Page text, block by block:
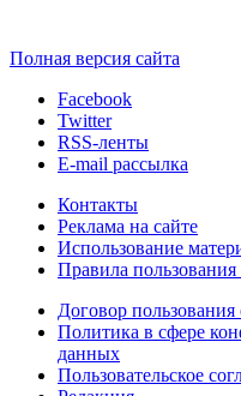
Полная версия сайта
Facebook
Twitter
RSS-ленты
E-mail рассылка
Контакты
Реклама на сайте
Использование
Правила пользования
Договор пользования
Политика в сфере
данных
Пользовательское